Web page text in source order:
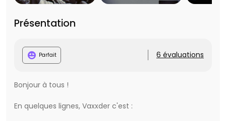
Présentation
Parfait 6 évaluations
Bonjour à tous !
En quelques lignes, Vaxxder c'est :